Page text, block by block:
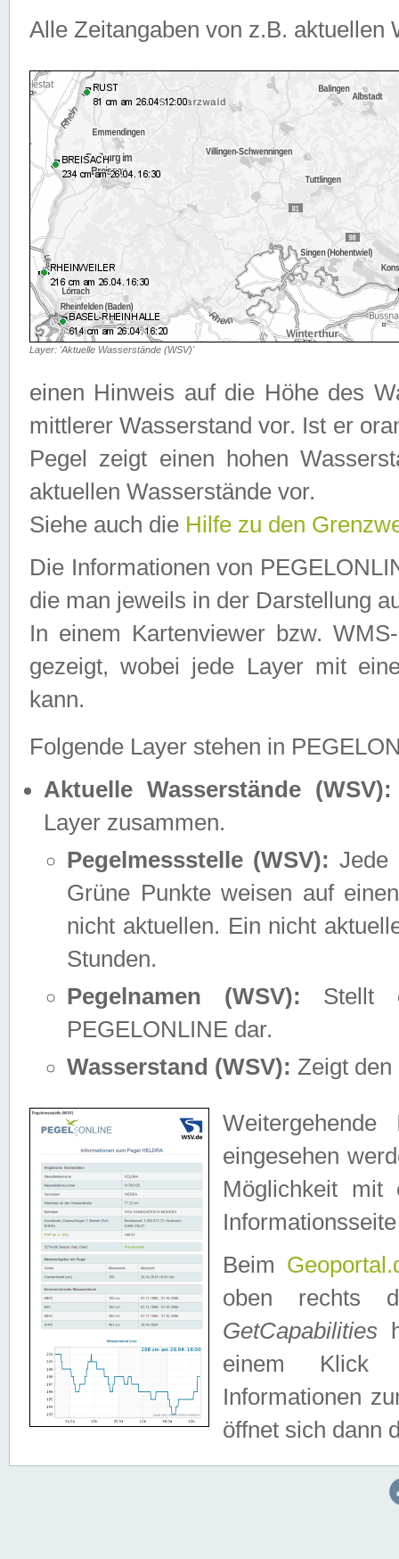
Alle Zeitangaben von z.B. aktuellen
Layer: 'Aktuelle Wasserstände (WSV)'
einen Hinweis auf die Höhe des
mittlerer Wasserstand vor. Ist er
Pegel zeigt einen hohen
aktuellen Wasserstände vor.
Siehe auch die Hilfe zu den
Die Informationen von
die man jeweils in der Darstellung
In einem Kartenviewer bzw.
gezeigt, wobei jede Layer mit
kann.
Folgende Layer stehen in
Aktuelle Wasserstände (WSV):
Layer zusammen.
Pegelmessstelle (WSV): Jede
Grüne Punkte weisen auf
nicht aktuellen. Ein nicht
Stunden.
Pegelnamen (WSV): Stellt
PEGELONLINE dar.
Wasserstand (WSV): Zeigt den
eingesehen
Möglichkeit mit
Beim
oben rechts
GetCapabilities
einem Klick
Informationen
öffnet sich dann